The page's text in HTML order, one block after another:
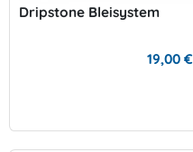
Dripstone Bleisystem
19,00 €